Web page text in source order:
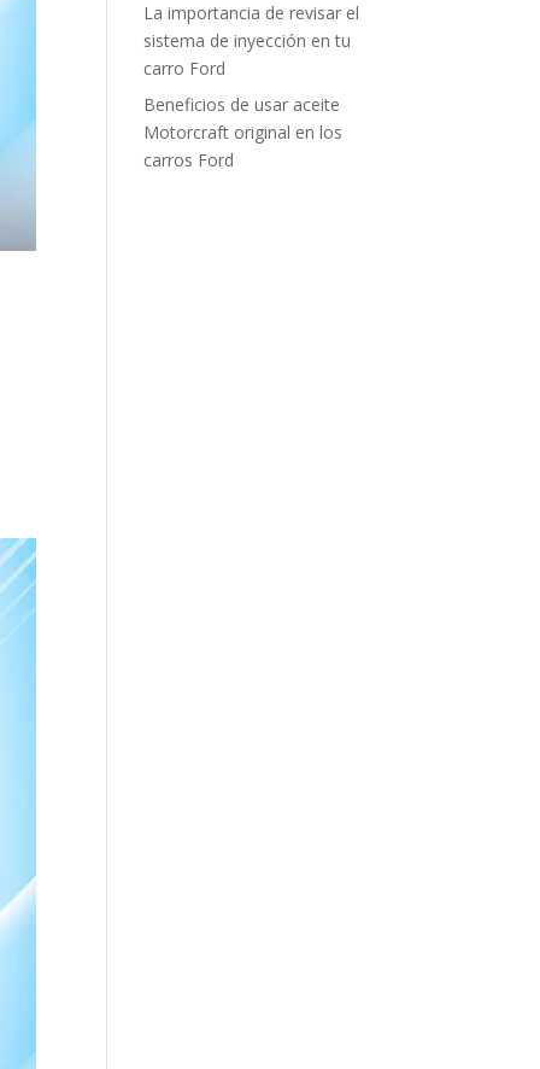
La importancia de revisar el
sistema de inyección en tu
carro Ford
Beneficios de usar aceite
Motorcraft original en los
carros Ford